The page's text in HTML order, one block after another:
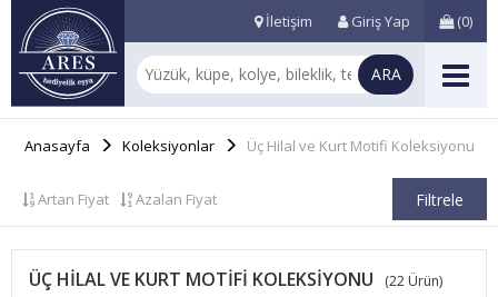
İletişim Giriş Yap (0)
Anasayfa Koleksiyonlar Üç Hilal ve Kurt Motifi Koleksiyonu
Artan Fiyat Azalan Fiyat Filtrele
ÜÇ HILAL VE KURT MOTIFI KOLEKSIYONU (22 Ürün)